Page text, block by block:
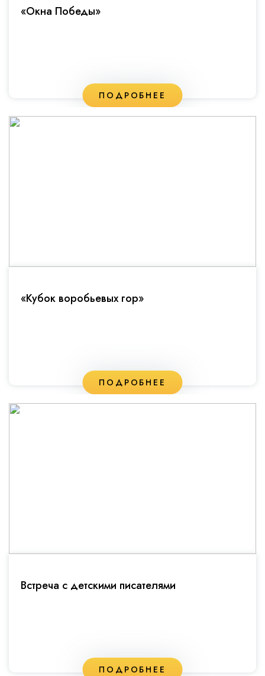
«Окна Победы»
ПОДРОБНЕЕ
«Кубок воробьевых гор»
ПОДРОБНЕЕ
Встреча с детскими писателями
ПОДРОБНЕЕ